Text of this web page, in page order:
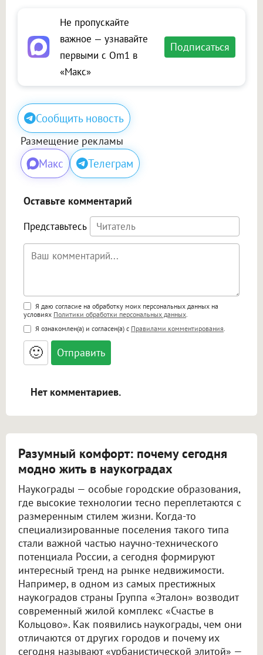
Не пропускайте
важное — узнавайте
первыми с Om1 в
«Макс»
Подписаться
Сообщить новость
Размещение рекламы
Макс Телеграм
Оставьте комментарий
Представьтесь
Поддержка HTML
<b>, <strong>, <u>, <i>, <em>, <s>, <big>,
<small>, <sup>, <sub>, <pre>, <ul>, <ol>, <li>,
<blockquote>, <code> экранирует HTML,
адреса URL автоматически становятся
ссылками, и [img]адрес[/img] будет
Я даю согласие на обработку моих персональных данных на
условиях Политики обработки персональных данных.
Я ознакомлен(а) и согласен(а) с Правилами комментирования.
🙂
Нет комментариев.
Разумный комфорт: почему сегодня
модно жить в наукоградах
Наукограды — особые городские образования,
где высокие технологии тесно переплетаются с
размеренным стилем жизни. Когда-то
специализированные поселения такого типа
стали важной частью научно-технического
потенциала России, а сегодня формируют
интересный тренд на рынке недвижимости.
Например, в одном из самых престижных
наукоградов страны Группа «Эталон» возводит
современный жилой комплекс «Счастье в
Кольцово». Как появились наукограды, чем они
отличаются от других городов и почему их
сегодня называют «урбанистической элитой» —